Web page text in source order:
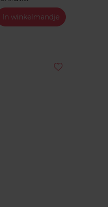
In winkelmandje